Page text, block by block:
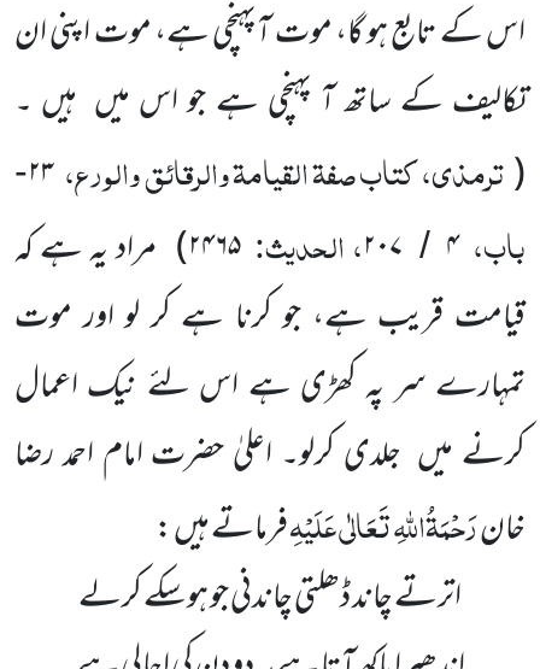
اس کے تابع ہو گا، موت آپہنچی ہے، موت اپنی ان
تکالیف کے ساتھ آ پہنچی ہے جو اس میں ہیں ۔
(ترمذی، کتاب صفۃ القیامۃ والرقائق والورع،۲۳-
باب، ۴ / ۲۰۷، الحدیث: ۲۴۶۵) مراد یہ ہے کہ
قیامت قریب ہے، جو کرنا ہے کر لو اور موت
تمہارے سر پہ کھڑی ہے اس لئے نیک اعمال
کرنے میں جلدی کرلو۔ اعلیٰ حضرت امام احمد رضا
خانرَحْمَۃُاللّٰہِ تَعَالٰی عَلَیْہِفرماتے ہیں :
اترتے چاند ڈھلتی چاندنی جو ہوسکے کرلے